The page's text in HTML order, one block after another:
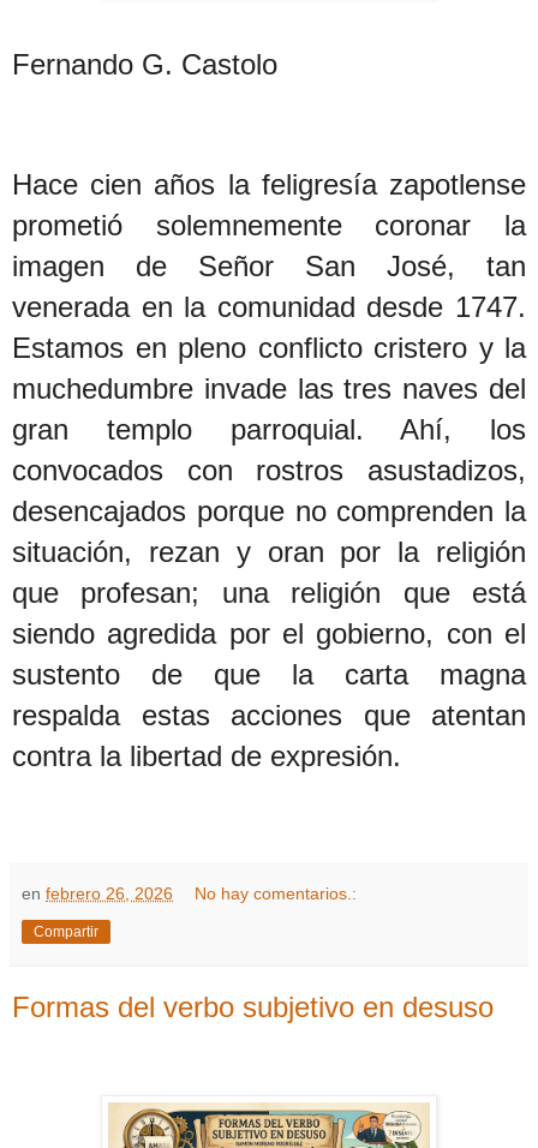
Fernando G. Castolo
Hace cien años la feligresía zapotlense
prometió solemnemente coronar la
imagen de Señor San José, tan
venerada en la comunidad desde 1747.
Estamos en pleno conflicto cristero y la
muchedumbre invade las tres naves del
gran templo parroquial. Ahí, los
convocados con rostros asustadizos,
desencajados porque no comprenden la
situación, rezan y oran por la religión
que profesan; una religión que está
siendo agredida por el gobierno, con el
sustento de que la carta magna
respalda estas acciones que atentan
contra la libertad de expresión.
en febrero 26, 2026 No hay comentarios.:
Compartir
Formas del verbo subjetivo en desuso